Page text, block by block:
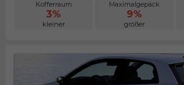
Kofferraum
3%
kleiner
Maximalgepäck
9%
größer